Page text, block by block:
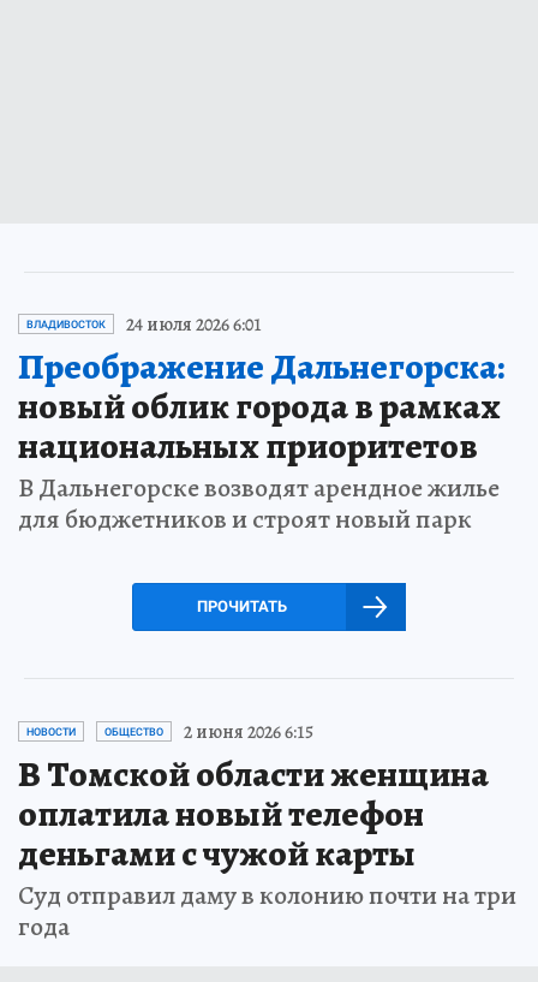
ВЛАДИВОСТОК 24 июля 2026 6:01
Преображение Дальнегорска:
новый облик города в рамках
национальных приоритетов
В Дальнегорске возводят арендное жилье
для бюджетников и строят новый парк
ПРОЧИТАТЬ
НОВОСТИ ОБЩЕСТВО 2 июня 2026 6:15
В Томской области женщина
оплатила новый телефон
деньгами с чужой карты
Суд отправил даму в колонию почти на три
года